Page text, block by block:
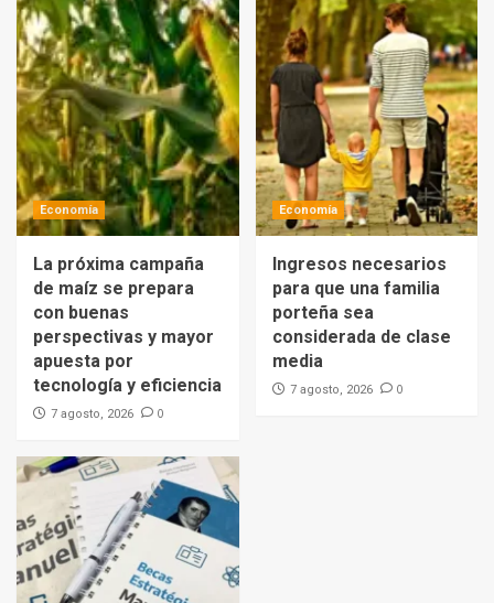
Economía
La próxima campaña
de maíz se prepara
con buenas
perspectivas y mayor
apuesta por
tecnología y eficiencia
7 agosto, 2026 0
Economía
Ingresos necesarios
para que una familia
porteña sea
considerada de clase
media
7 agosto, 2026 0